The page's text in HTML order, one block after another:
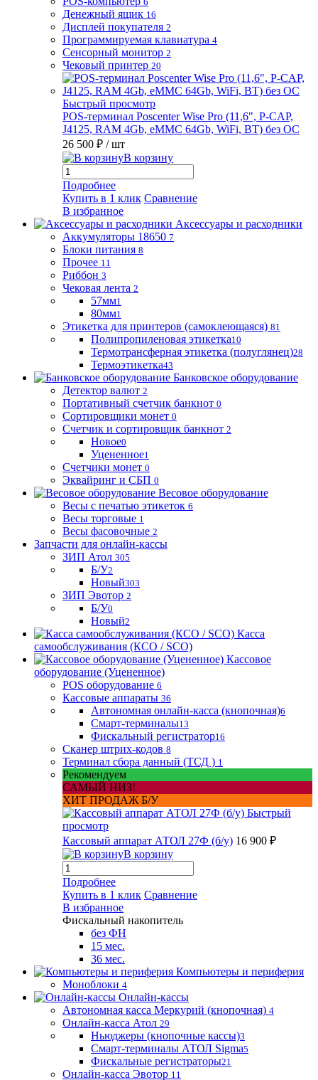
Денежный ящик 16
Дисплей покупателя 2
Программируемая клавиатура 4
Сенсорный монитор 2
Чековый принтер 20
Быстрый просмотр
POS-терминал Poscenter Wise Pro (11,6", P-CAP,
J4125, RAM 4Gb, eMMC 64Gb, WiFi, BT) без ОС
26 500 ₽ / шт
В корзину
Подробнее
Купить в 1 клик Сравнение
В избранное
Аксессуары и расходники
Аккумуляторы 18650 7
Блоки питания 8
Прочее 11
Риббон 3
Чековая лента 2
57мм1
80мм1
Этикетка для принтеров (самоклеющаяся) 81
Полипропиленовая этикетка10
Термотрансферная этикетка (полуглянец)28
Термоэтикетка43
Банковское оборудование
Детектор валют 2
Портативный счетчик банкнот 0
Сортировщики монет 0
Счетчик и сортировщик банкнот 2
Новое0
Уцененное1
Счетчики монет 0
Эквайринг и СБП 0
Весовое оборудование
Весы с печатью этикеток 6
Весы торговые 1
Весы фасовочные 2
Запчасти для онлайн-кассы
ЗИП Атол 305
Б/У2
Новый303
ЗИП Эвотор 2
Б/У0
Новый2
Касса
самообслуживания (КСО / SCO)
Кассовое
оборудование (Уцененное)
POS оборудование 6
Кассовые аппараты 36
Автономная онлайн-касса (кнопочная)6
Смарт-терминалы13
Фискальный регистратор16
Сканер штрих-кодов 8
Терминал сбора данный (ТСД ) 1
Рекомендуем
САМЫЙ НИЗ!
ХИТ ПРОДАЖ Б/У
Быстрый
просмотр
Кассовый аппарат АТОЛ 27Ф (б/у) 16 900 ₽
В корзину
Подробнее
Купить в 1 клик Сравнение
В избранное
Фискальный накопитель
без ФН
15 мес.
36 мес.
Компьютеры и периферия
Моноблоки 4
Онлайн-кассы
Автономная касса Меркурий (кнопочная) 4
Онлайн-касса Атол 29
Ньюджеры (кнопочные кассы)3
Смарт-терминалы АТОЛ Sigma5
Фискальные регистраторы21
Онлайн-касса Эвотор 11